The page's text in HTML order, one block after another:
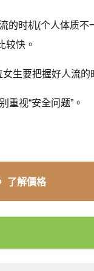
时机(个人体质不
较快。
生要把握好人流的
视“安全问题”。
了解價格